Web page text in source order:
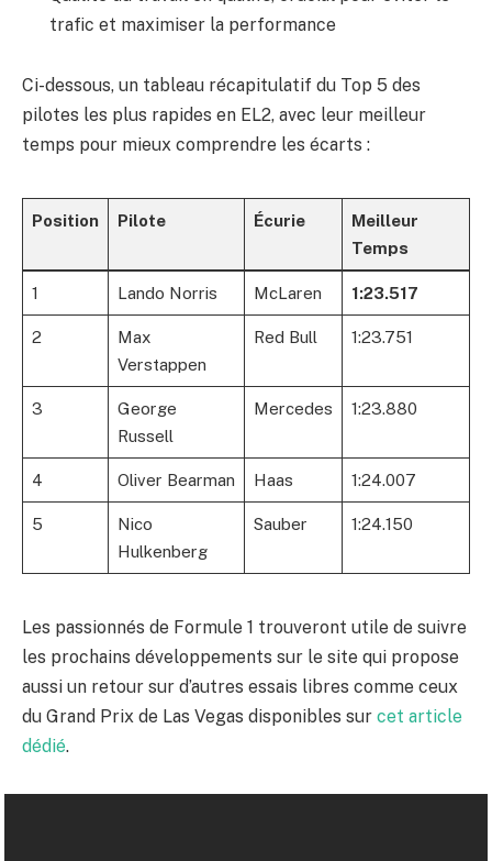
trafic et maximiser la performance
Ci-dessous, un tableau récapitulatif du Top 5 des
pilotes les plus rapides en EL2, avec leur meilleur
temps pour mieux comprendre les écarts :
Position Pilote Écurie
Meilleur
Temps
1 Lando Norris McLaren 1:23.517
2
Max
Verstappen
Red Bull 1:23.751
3
George
Russell
Mercedes 1:23.880
4 Oliver Bearman Haas 1:24.007
5
Nico
Hulkenberg
Sauber 1:24.150
Les passionnés de Formule 1 trouveront utile de suivre
les prochains développements sur le site qui propose
aussi un retour sur d’autres essais libres comme ceux
du Grand Prix de Las Vegas disponibles sur cet article
dédié.